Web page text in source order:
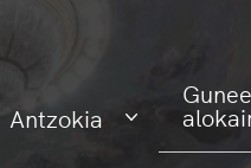
Antzokia